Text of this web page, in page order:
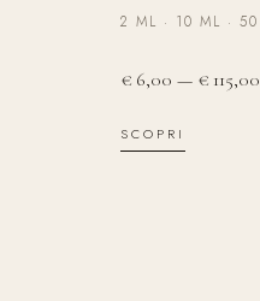
2 ML · 10 ML ·
€ 6,00 — € 115,00
SCOPRI